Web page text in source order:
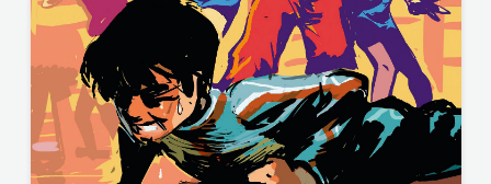
j.d.o.o.
SONJA
ŠKOBIĆ
STEP